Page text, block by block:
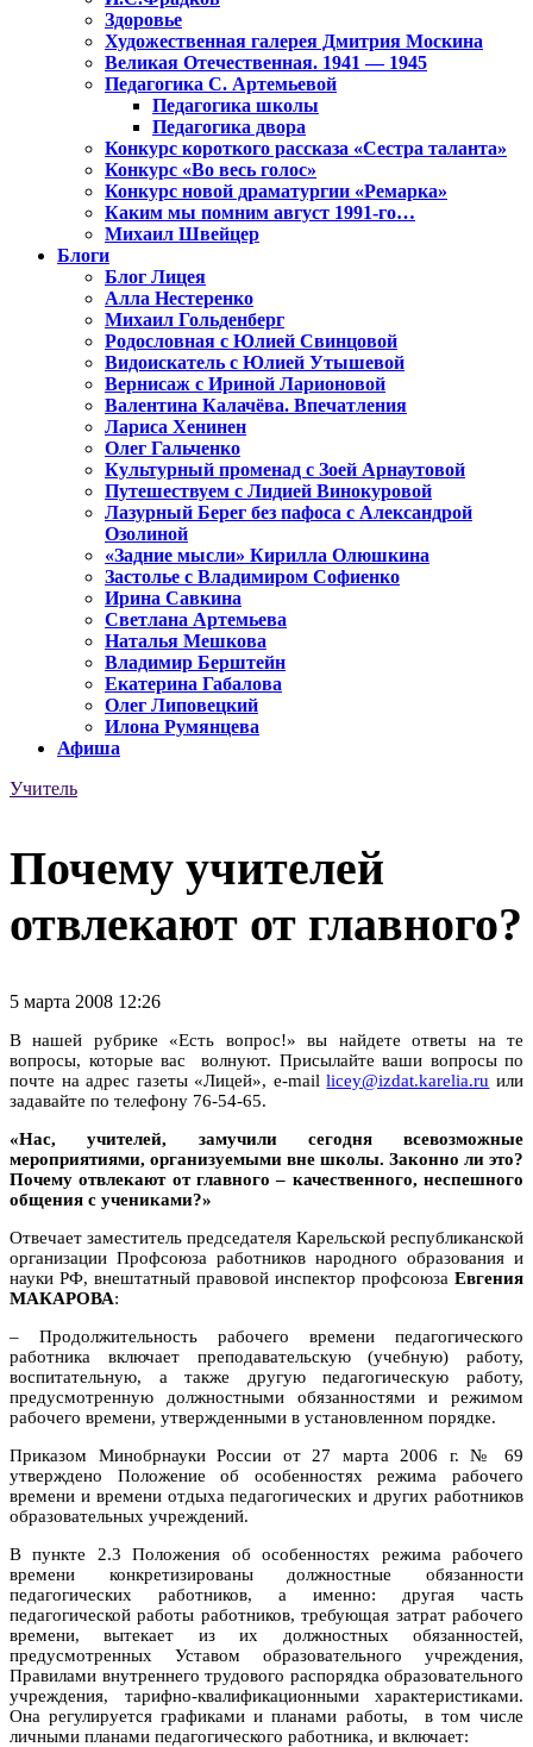
Здоровье
Художественная галерея Дмитрия Москина
Великая Отечественная. 1941 — 1945
Педагогика С. Артемьевой
Педагогика школы
Педагогика двора
Конкурс короткого рассказа «Сестра таланта»
Конкурс «Во весь голос»
Конкурс новой драматургии «Ремарка»
Каким мы помним август 1991-го…
Михаил Швейцер
Блоги
Блог Лицея
Алла Нестеренко
Михаил Гольденберг
Родословная с Юлией Свинцовой
Видоискатель с Юлией Утышевой
Вернисаж с Ириной Ларионовой
Валентина Калачёва. Впечатления
Лариса Хенинен
Олег Гальченко
Культурный променад с Зоей Арнаутовой
Путешествуем с Лидией Винокуровой
Лазурный Берег без пафоса с Александрой
Озолиной
«Задние мысли» Кирилла Олюшкина
Застолье с Владимиром Софиенко
Ирина Савкина
Светлана Артемьева
Наталья Мешкова
Владимир Берштейн
Екатерина Габалова
Олег Липовецкий
Илона Румянцева
Афиша
Учитель
Почему учителей
отвлекают от главного?
5 марта 2008 12:26
В нашей рубрике «Есть вопрос!» вы найдете ответы на те
вопросы, которые вас волнуют. Присылайте ваши вопросы по
почте на адрес газеты «Лицей», e-maillicey@izdat.karelia.ru или
задавайте по телефону 76-54-65.
«Нас, учителей, замучили сегодня всевозможные
мероприятиями, организуемыми вне школы. Законно ли это?
Почему отвлекают от главного – качественного, неспешного
общения с учениками?»
Отвечает заместитель председателя Карельской республиканской
организации Профсоюза работников народного образования и
науки РФ, внештатный правовой инспектор профсоюза Евгения
МАКАРОВА:
– Продолжительность рабочего времени педагогического
работника включает преподавательскую (учебную) работу,
воспитательную, а также другую педагогическую работу,
предусмотренную должностными обязанностями и режимом
рабочего времени, утвержденными в установленном порядке.
Приказом Минобрнауки России от 27 марта 2006 г. № 69
утверждено Положение об особенностях режима рабочего
времени и времени отдыха педагогических и других работников
образовательных учреждений.
В пункте 2.3 Положения об особенностях режима рабочего
времени конкретизированы должностные обязанности
педагогических работников, а именно: другая часть
педагогической работы работников, требующая затрат рабочего
времени, вытекает из их должностных обязанностей,
предусмотренных Уставом образовательного учреждения,
Правилами внутреннего трудового распорядка образовательного
учреждения, тарифно-квалификационными характеристиками.
Она регулируется графиками и планами работы, в том числе
личными планами педагогического работника, и включает: